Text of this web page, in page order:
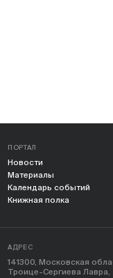
ПОРТАЛ
Новости
Материалы
Календарь событий
Книжная полка
АДРЕС
141300, Московская
Троице-Сергиева Лавра,